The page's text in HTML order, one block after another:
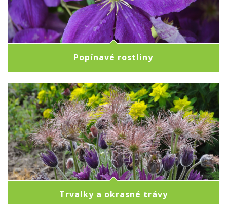
Popínavé rostliny
Trvalky a okrasné trávy